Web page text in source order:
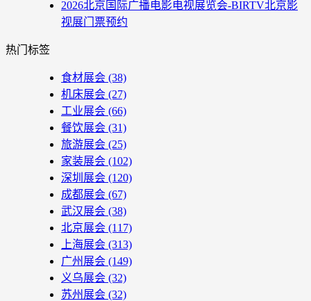
2026北京国际广播电影电视展览会-BIRTV北京影
视展门票预约
热门标签
食材展会 (38)
机床展会 (27)
工业展会 (66)
餐饮展会 (31)
旅游展会 (25)
家装展会 (102)
深圳展会 (120)
成都展会 (67)
武汉展会 (38)
北京展会 (117)
上海展会 (313)
广州展会 (149)
义乌展会 (32)
苏州展会 (32)